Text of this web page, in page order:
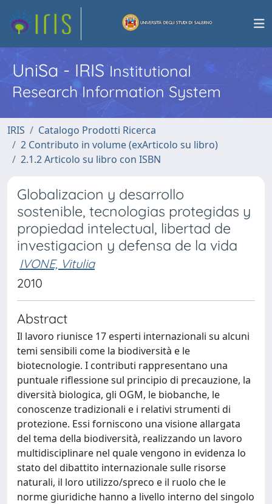
UniSa - IRISInstitutional
Research Information System
IRIS
Catalogo Prodotti Ricerca
2 Contributo in volume (exArticolo su libro)
2.1.2 Articolo su libro con ISBN
Globalizacion y desarrollo
sostenible, tecnologias protegidas y
propiedad intelectual, libertad de
investigacion y defensa de la vida
IVONE, Vitulia
2010
Abstract
Il lavoro riunisce 17 esperti internazionali su alcuni
temi sensibili come la biodiversità e le
biotecnologie. I contributi rappresentano una
puntuale riflessione sul principio di precauzione, la
diversità biologica, gli OGM, le biobanche, le
conoscenze tradizionali e i relativi strumenti di
protezione. Essi forniscono una visione allargata
del tema della biodiversità, realizzando un lavoro
multidisciplinare nel quale vengono in evidenza lo
stato del dibattito internazionale sulle risorse
naturali, il loro utilizzo/spreco e il ruolo che le
norme giuridiche hanno a livello interno del singolo